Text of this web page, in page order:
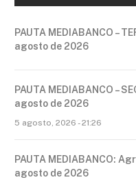
PAUTA MEDIABANCO –
agosto de 2026
PAUTA MEDIABANCO –
agosto de 2026
5 agosto, 2026 - 21:26
PAUTA MEDIABANCO:
agosto de 2026